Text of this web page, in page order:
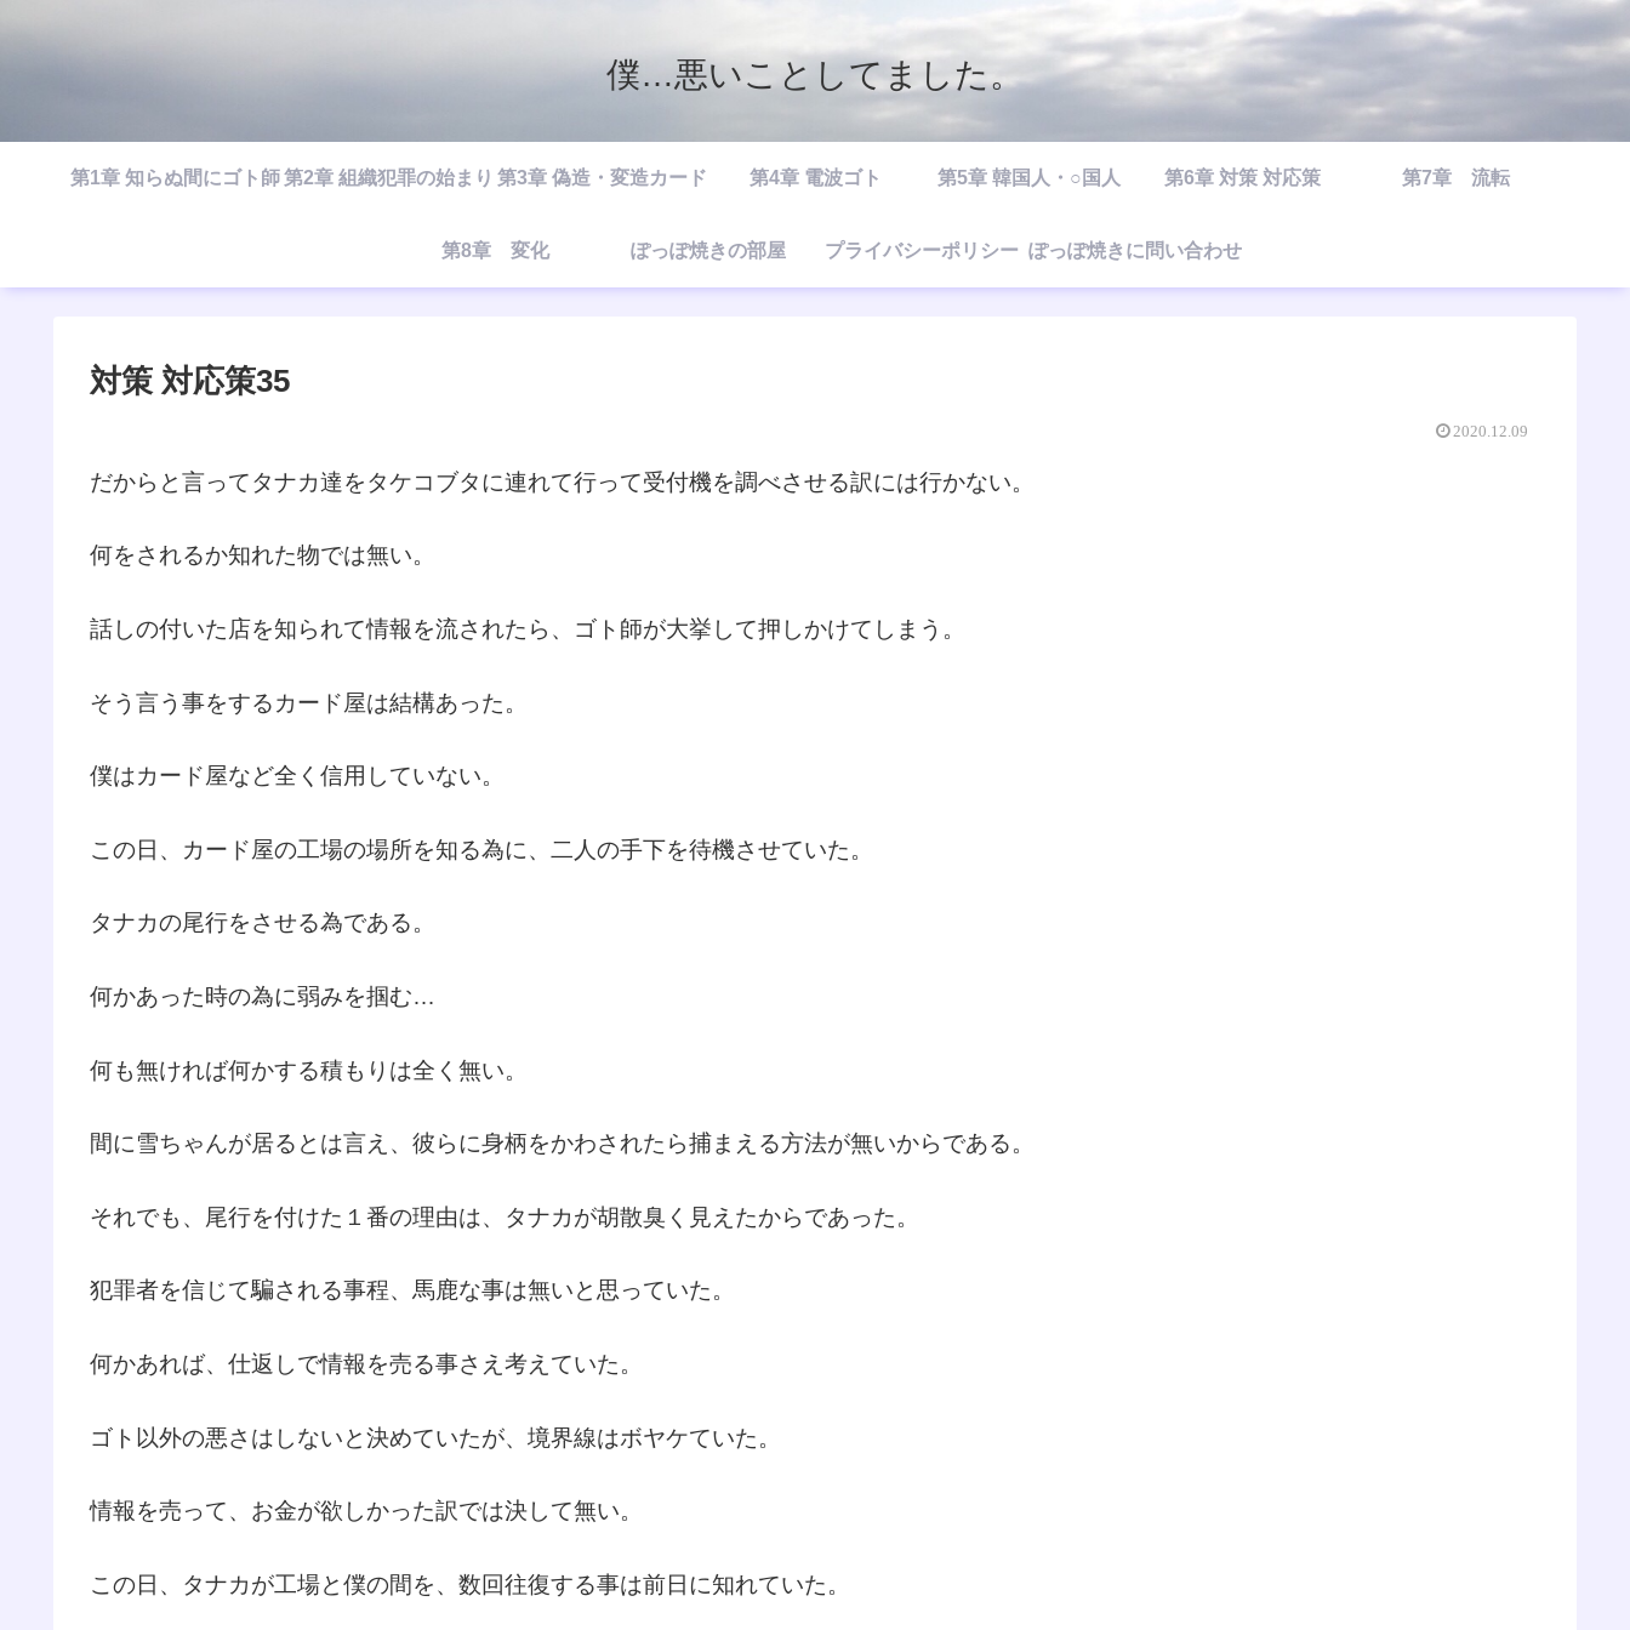
僕…悪いことしてました。
第1章 知らぬ間にゴト師 第2章 組織犯罪の始まり 第3章 偽造・変造カード 第4章 電波ゴト 第5章 韓国人・○国人 第6章 対策 対応策 第7章 流転
第8章 変化 ぽっぽ焼きの部屋 プライバシーポリシー ぽっぽ焼きに問い合わせ
対策 対応策35
2020.12.09
だからと言ってタナカ達をタケコブタに連れて行って受付機を調べさせる訳には行かない。
何をされるか知れた物では無い。
話しの付いた店を知られて情報を流されたら、ゴト師が大挙して押しかけてしまう。
そう言う事をするカード屋は結構あった。
僕はカード屋など全く信用していない。
この日、カード屋の工場の場所を知る為に、二人の手下を待機させていた。
タナカの尾行をさせる為である。
何かあった時の為に弱みを掴む…
何も無ければ何かする積もりは全く無い。
間に雪ちゃんが居るとは言え、彼らに身柄をかわされたら捕まえる方法が無いからである。
それでも、尾行を付けた１番の理由は、タナカが胡散臭く見えたからであった。
犯罪者を信じて騙される事程、馬鹿な事は無いと思っていた。
何かあれば、仕返しで情報を売る事さえ考えていた。
ゴト以外の悪さはしないと決めていたが、境界線はボヤケていた。
情報を売って、お金が欲しかった訳では決して無い。
この日、タナカが工場と僕の間を、数回往復する事は前日に知れていた。